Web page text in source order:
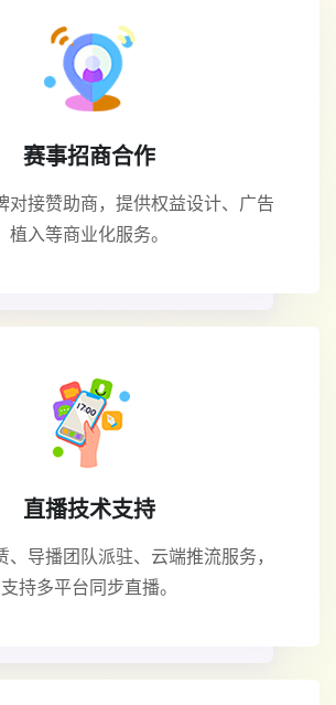
赛事招商合作
对接赞助商，提供权益设计、广告
植入等商业化服务。
直播技术支持
、导播团队派驻、云端推流服务，
支持多平台同步直播。